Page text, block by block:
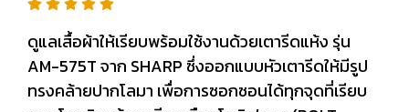
ดูแลเสื้อผ้าให้เรียบพร้อมใช้งานด้วยเตารีดแห้ง รุ่น
AM-575T จาก SHARP ซึ่งออกแบบหัวเตารีดให้มีรูป
ทรงคล้ายปากโลมา เพื่อการซอกซอนได้ทุกจุดที่เรียบ